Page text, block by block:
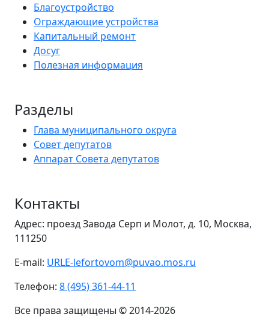
Благоустройство
Ограждающие устройства
Капитальный ремонт
Досуг
Полезная информация
Разделы
Глава муниципального округа
Совет депутатов
Аппарат Совета депутатов
Контакты
Адрес: проезд Завода Серп и Молот, д. 10, Москва,
111250
E-mail: URLE-lefortovom@puvao.mos.ru
Телефон: 8 (495) 361-44-11
Все права защищены © 2014-2026